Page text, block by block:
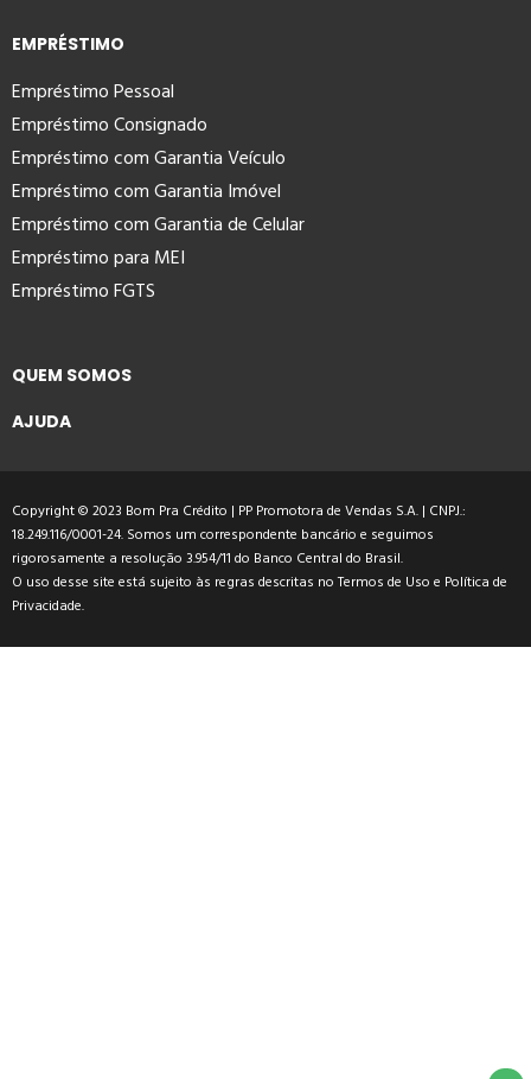
EMPRÉSTIMO
Empréstimo Pessoal
Empréstimo Consignado
Empréstimo com Garantia Veículo
Empréstimo com Garantia Imóvel
Empréstimo com Garantia de Celular
Empréstimo para MEI
Empréstimo FGTS
QUEM SOMOS
AJUDA
Copyright © 2023 Bom Pra Crédito | PP Promotora de Vendas S.A. | CNPJ.:
18.249.116/0001-24. Somos um correspondente bancário e seguimos
rigorosamente a resolução 3.954/11 do Banco Central do Brasil.
O uso desse site está sujeito às regras descritas noTermos de Uso e Política de
Privacidade.